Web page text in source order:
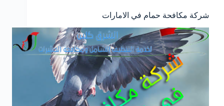
شركة مكافحة حمام في الامارات